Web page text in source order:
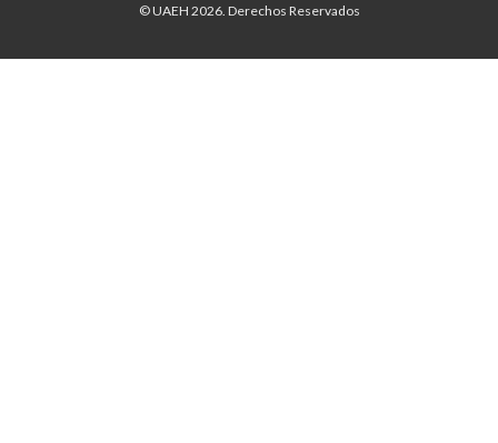
© UAEH 2026. Derechos Reservados